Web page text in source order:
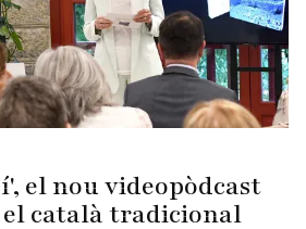
el nou videopòdcast
català tradicional